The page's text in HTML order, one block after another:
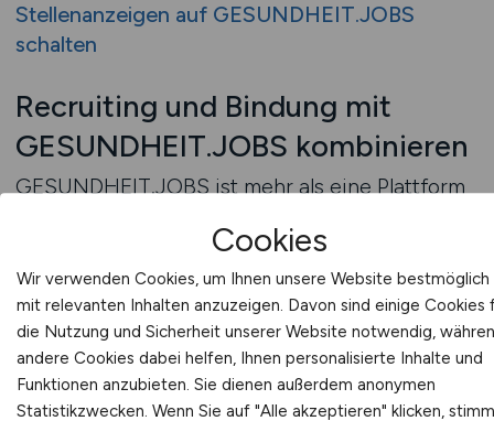
Stellenanzeigen auf GESUNDHEIT.JOBS
schalten
Recruiting und Bindung mit
GESUNDHEIT.JOBS kombinieren
GESUNDHEIT.JOBS ist mehr als eine Plattform
ist ein strategisches Werkzeug zur Kombination
von Recruiting und Talentbindung. Durch die
Spezialisierung auf das Gesundheitswesen
bietet sie Arbeitgebern die Möglichkeit, gezielt
jene Menschen zu erreichen, die langfristig zum
Unternehmen passen. Das schafft die
Cookies
Wir verwenden Cookies, um Ihnen unsere Website bestmöglich
mit relevanten Inhalten anzuzeigen. Davon sind einige Cookies
die Nutzung und Sicherheit unserer Website notwendig,
andere Cookies dabei helfen, Ihnen personalisierte Inhalte und
Funktionen anzubieten. Sie dienen außerdem anonymen
Statistikzwecken. Wenn Sie auf "Alle akzeptieren" klicken,